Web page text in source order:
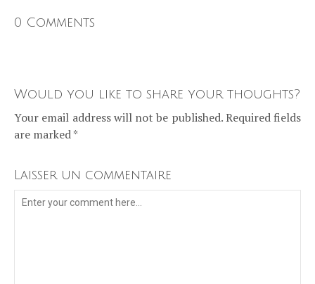
0 Comments
Would you like to share your thoughts?
Your email address will not be published. Required fields
are marked *
Laisser un commentaire